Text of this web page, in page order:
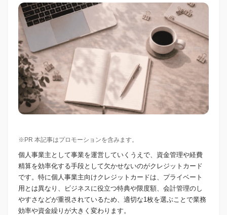
※PR 本記事はプロモーションを含みます。
個人事業主として事業を運営していくうえで、資金管理や経費
精算を効率化する手段として欠かせないのがクレジットカード
です。特に個人事業主向けクレジットカードは、プライベート
用とは異なり、ビジネスに役立つ特典や限度額、会計管理のし
やすさなどが重視されているため、適切な1枚を選ぶことで業務
効率や資金繰りが大きく変わります。